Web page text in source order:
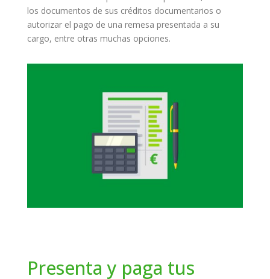
los documentos de sus créditos documentarios o
autorizar el pago de una remesa presentada a su
cargo, entre otras muchas opciones.
Presenta y paga tus